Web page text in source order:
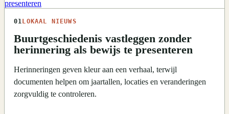
01 LOKAAL NIEUWS
Buurtgeschiedenis vastleggen zonder
herinnering als bewijs te presenteren
Herinneringen geven kleur aan een verhaal, terwijl
documenten helpen om jaartallen, locaties en veranderingen
zorgvuldig te controleren.